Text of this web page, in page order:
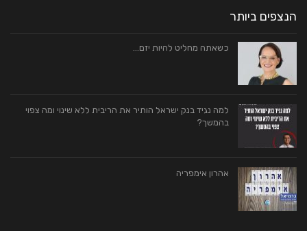
הנצפים ביותר
כשאתה מחליט להיות יזם…
למה נגיד בנק ישראל הותיר את הריבית ללא שינוי ומה צפוי
בהמשך?
אהרון אימפריה